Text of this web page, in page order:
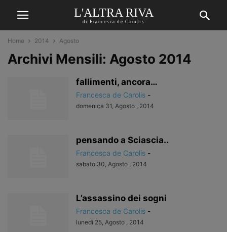
L'ALTRA RIVA
di Francesca de Carolis
Home 2014 Agosto
Archivi Mensili: Agosto 2014
fallimenti, ancora…
Francesca de Carolis -
domenica 31, Agosto , 2014
pensando a Sciascia..
Francesca de Carolis -
sabato 30, Agosto , 2014
L’assassino dei sogni
Francesca de Carolis -
lunedì 25, Agosto , 2014